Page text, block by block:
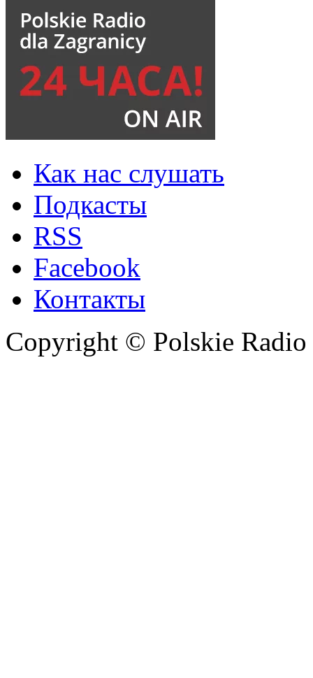
Как нас слушать
Подкасты
RSS
Facebook
Контакты
Copyright © Polskie